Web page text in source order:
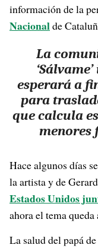
información de la
Nacionalde
La
esperará a
para
que calcula
menores
Hace algunos días
la artista y de
Estados Unidos
ahora el tema queda
La salud del papá